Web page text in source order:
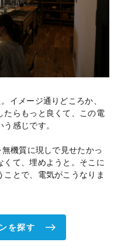
イメージ通りどころか、
たらもっと良くて、この電
感じです。
機質に現しで見せたかっ
くて、埋めようと。そこに
ことで、電気がこうなりま
を探す